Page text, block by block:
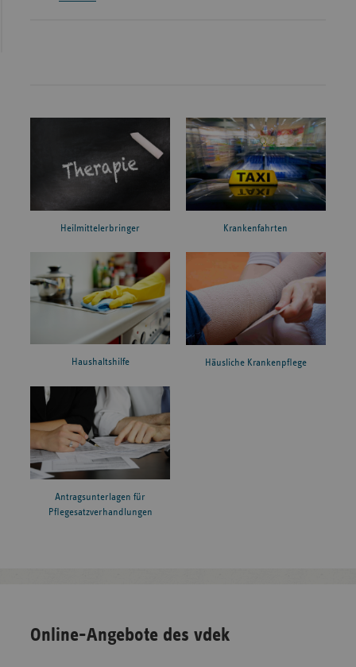
Heilmittelerbringer Krankenfahrten
Haushaltshilfe Häusliche Krankenpflege
Antragsunterlagen für
Pflegesatzverhandlungen
Online-Angebote des vdek